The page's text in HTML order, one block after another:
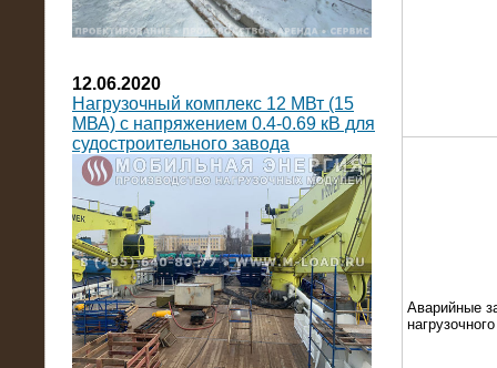
12.06.2020
Нагрузочный комплекс 12 МВт (15
МВА) с напряжением 0.4-0.69 кВ для
судостроительного завода
Аварийные